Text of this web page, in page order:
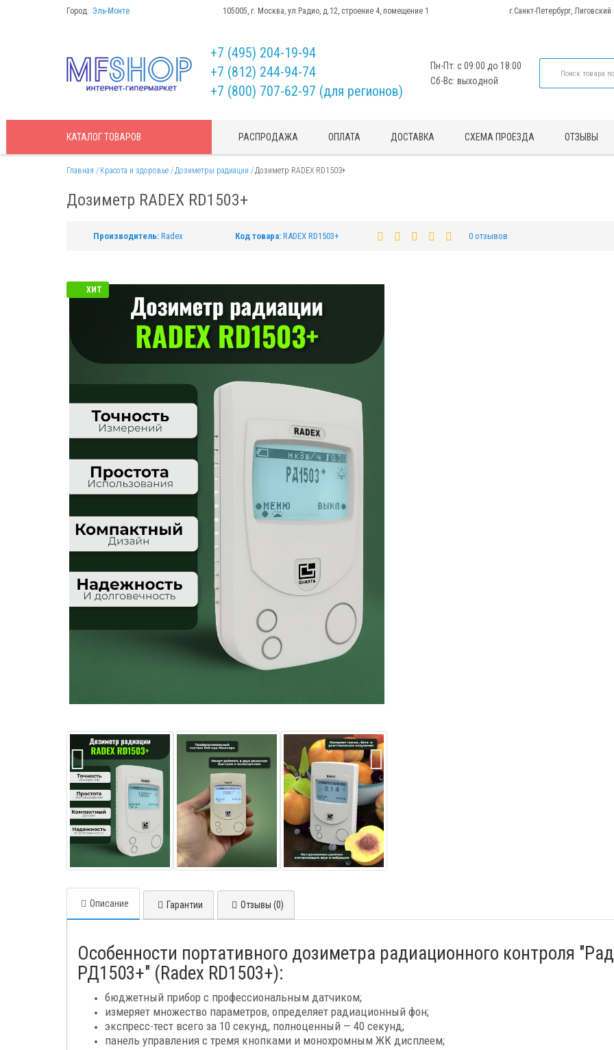
Город: Эль-Монте 105005, г. Москва, ул.Радио, д.12, строение 4, помещение 1 г.Санкт-Петербург,
+7 (495) 204-19-94
+7 (812) 244-94-74
+7 (800) 707-62-97 (для регионов)
Пн-Пт: с 09:00 до 18:00
Сб-Вс: выходной
КАТАЛОГТОВАРОВ РАСПРОДАЖА ОПЛАТА ДОСТАВКА СХЕМА ПРОЕЗДА ОТЗЫВЫ
Главная Красота и здоровье Дозиметры радиации Дозиметр RADEX RD1503+
Дозиметр RADEX RD1503+
Производитель: Radex Код товара: RADEX RD1503+ 0 отзывов
ХИТ
Описание Гарантии Отзывы (0)
Особенности портативного дозиметра радиационного контроля
РД1503+" (Radex RD1503+):
бюджетный прибор с профессиональным датчиком;
измеряет множество параметров, определяет радиационный фон;
экспресс-тест всего за 10 секунд, полноценный — 40 секунд;
панель управления с тремя кнопками и монохромным ЖК дисплеем;